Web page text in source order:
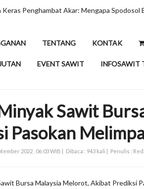
Keras Penghambat Akar: Mengapa Spodosol
TENTANG KONTAK
EVENT SAWIT INFOSAWIT
Sawit
Pasokan
2022 , 06:03 WIB | Dibaca : 943 kali | Penulis :